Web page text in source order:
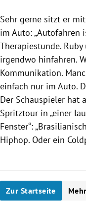
Sehr gerne sitzt er
im Auto: „Autofahren
Therapiestunde.
irgendwo hinfahren.
Kommunikation.
einfach nur im Auto.
Der Schauspieler hat
Spritztour in „einer
Fenster“:
Hiphop. Oder ein
Zur Startseite